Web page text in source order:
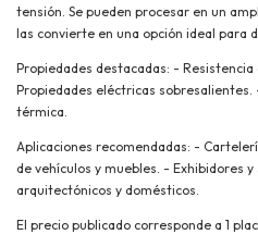
tensión. Se pueden procesar en un
las convierte en una opción ideal para
Propiedades destacadas: -
Propiedades eléctricas
térmica.
Aplicaciones recomendadas: -
de vehículos y muebles. - Exhibidores
arquitectónicos y domésticos.
El precio publicado corresponde a 1